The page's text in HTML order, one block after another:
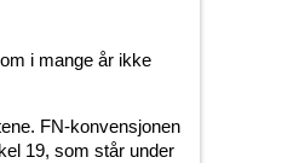
i mange år ikke
FN-konvensjonen
19, som står under